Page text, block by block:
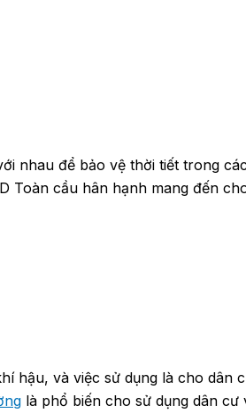
nhau để bảo vệ thời tiết trong
cầu hân hạnh mang đến
hậu, và việc sử dụng là cho dân
là phổ biến cho sử dụng dân